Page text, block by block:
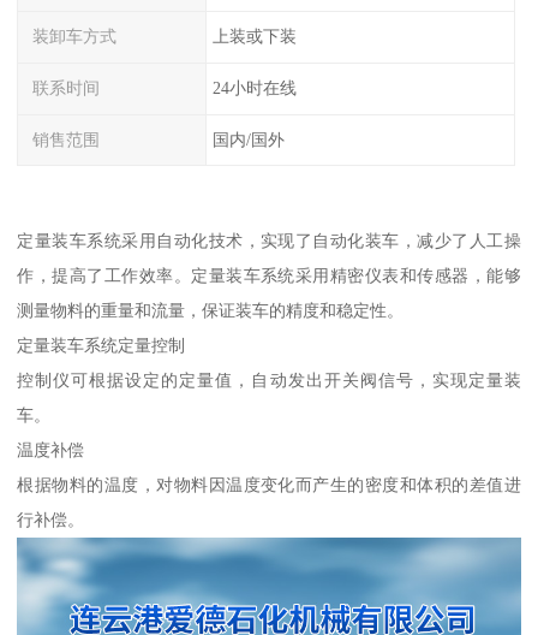
装卸车方式 上装或下装
联系时间 24小时在线
销售范围 国内/国外
定量装车系统采用自动化技术，实现了自动化装车，减少了人工操
作，提高了工作效率。定量装车系统采用精密仪表和传感器，能够
测量物料的重量和流量，保证装车的精度和稳定性。
定量装车系统定量控制
控制仪可根据设定的定量值，自动发出开关阀信号，实现定量装
车。
温度补偿
根据物料的温度，对物料因温度变化而产生的密度和体积的差值进
行补偿。